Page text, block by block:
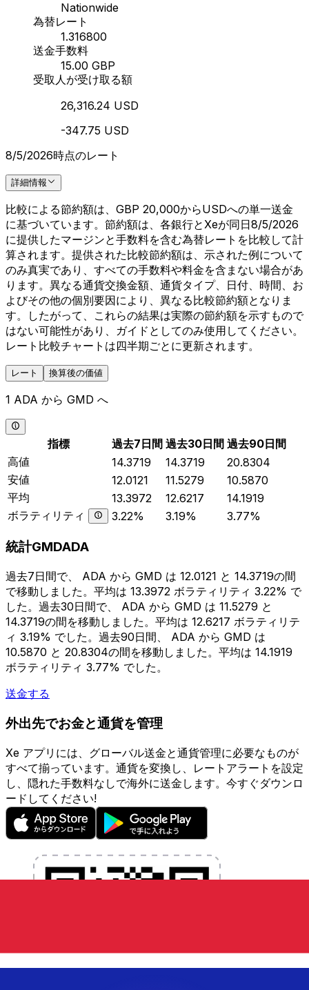
Nationwide
為替レート
1.316800
送金手数料
15.00 GBP
受取人が受け取る額
26,316.24 USD
-347.75 USD
8/5/2026時点のレート
詳細情報
比較による節約額は、GBP 20,000からUSDへの単一送金
に基づいています。節約額は、各銀行とXeが同日8/5/2026
に提供したマージンと手数料を含む為替レートを比較して計
算されます。提供された比較節約額は、示された例について
のみ真実であり、すべての手数料や料金を含まない場合があ
ります。異なる通貨交換金額、通貨タイプ、日付、時間、お
よびその他の個別要因により、異なる比較節約額となりま
す。したがって、これらの結果は実際の節約額を示すもので
はない可能性があり、ガイドとしてのみ使用してください。
レート比較チャートは四半期ごとに更新されます。
レート 換算後の価値
1 ADA から GMD へ
指標 過去7日間 過去30日間 過去90日間
高値
14.3719 14.3719
20.8304
安値
12.0121 11.5279
10.5870
平均
13.3972 12.6217
14.1919
ボラティリティ
3.22% 3.19% 3.77%
統計GMDADA
過去7日間で、 ADA から GMD は 12.0121 と 14.3719の間
で移動しました。平均は 13.3972 ボラティリティ 3.22% で
した。過去30日間で、 ADA から GMD は 11.5279 と
14.3719の間を移動しました。平均は 12.6217 ボラティリテ
ィ 3.19% でした。過去90日間、 ADA から GMD は
10.5870 と 20.8304の間を移動しました。平均は 14.1919
ボラティリティ 3.77% でした。
送金する
外出先でお金と通貨を管理
Xe アプリには、グローバル送金と通貨管理に必要なものが
すべて揃っています。通貨を変換し、レートアラートを設定
し、隠れた手数料なしで海外に送金します。今すぐダウンロ
ードしてください!